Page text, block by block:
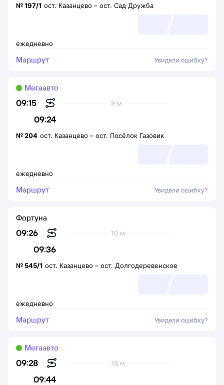
ежедневно
№197/1 ост. Казанцево – ост. Сад Дружба
Маршрут Увидели ошибку?
09:15
09:24
9 м
Мегаавто
ежедневно
№204 ост. Казанцево – ост. Посёлок Газовик
Маршрут Увидели ошибку?
09:26
09:36
10 м
Фортуна
ежедневно
№ 545/1 ост. Казанцево – ост. Долгодеревенское
Маршрут Увидели ошибку?
09:28
09:44
16 м
Мегаавто